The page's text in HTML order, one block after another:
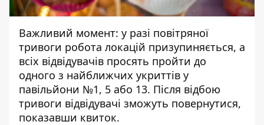
Важливий момент: у разі повітряної
тривоги робота локацій призупиняється, а
всіх відвідувачів просять пройти до
одного з найближчих укриттів у
павільйони №1, 5 або 13. Після відбою
тривоги відвідувачі зможуть повернутися,
показавши квиток.